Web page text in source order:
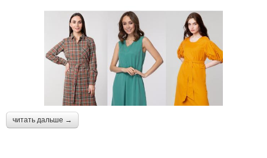
читать дальше →